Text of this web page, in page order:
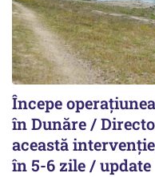
Începe
în Dunăre /
această
în 5-6 zile / update